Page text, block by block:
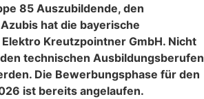
85 Auszubildende, den
hat die bayerische
Kreutzpointner GmbH. Nicht
technischen Ausbildungsberufen
Die Bewerbungsphase für den
ist bereits angelaufen.